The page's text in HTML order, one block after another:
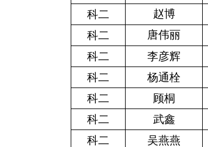
科二
赵博
科二
唐伟丽
科二
李彦辉
科二
杨通栓
科二
顾桐
科二
武鑫
科二
吴燕燕